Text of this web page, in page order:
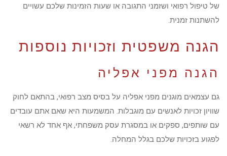
של טיפול רפואי ושזמני התגובה או שעות הזמינות שלכם עשויים
להשתנות זמנית.
הגנה משפטית וזכויות נוספות
הגנה מפני אפליה
גם עצמאים מוגנים מפני אפליה על בסיס מצב רפואי, בהתאם לחוק
שוויון זכויות לאנשים עם מוגבלות. המשמעות היא שאם אתם עובדים
עם שותפים, ספקים או במסגרת עסק משפחתי, אף אחד לא רשאי
לפגוע בזכויות שלכם בגלל המחלה.